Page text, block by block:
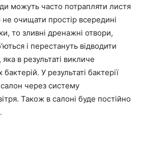
можуть часто потрапляти листя
очищати простір всередині
то зливні дренажні отвори,
і перестануть відводити
в результаті викличе
У результаті бактерії
через систему
Також в салоні буде постійно